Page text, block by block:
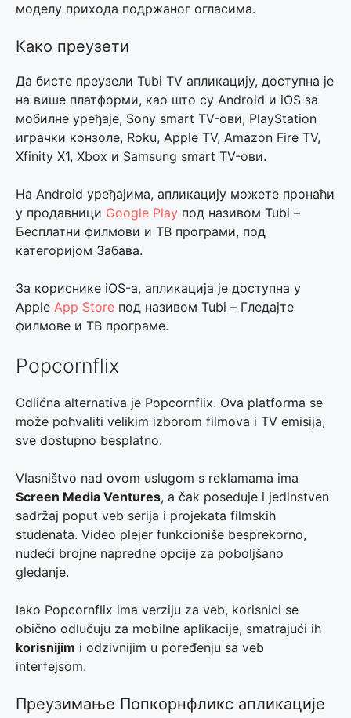
моделу прихода подржаног огласима.
Како преузети
Да бисте преузели Tubi TV апликацију, доступна је
на више платформи, као што су Android и iOS за
мобилне уређаје, Sony smart ТV-ови, PlayStation
играчки конзоле, Roku, Apple TV, Amazon Fire TV,
Xfinity X1, Xbox и Samsung smart ТV-ови.
На Android уређајима, апликацију можете пронаћи
у продавници Google Play под називом Tubi –
Бесплатни филмови и ТВ програми, под
категоријом Забава.
За кориснике iOS-а, апликација је доступна у
Apple App Store под називом Tubi – Гледајте
филмове и ТВ програме.
Popcornflix
Odlična alternativa je Popcornflix. Ova platforma se
može pohvaliti velikim izborom filmova i TV emisija,
sve dostupno besplatno.
Vlasništvo nad ovom uslugom s reklamama ima
Screen Media Ventures, a čak poseduje i jedinstven
sadržaj poput veb serija i projekata filmskih
studenata. Video plejer funkcioniše besprekorno,
nudeći brojne napredne opcije za poboljšano
gledanje.
Iako Popcornflix ima verziju za veb, korisnici se
obično odlučuju za mobilne aplikacije, smatrajući ih
korisnijim i odzivnijim u poređenju sa veb
interfejsom.
Преузимање Попкорнфликс апликације